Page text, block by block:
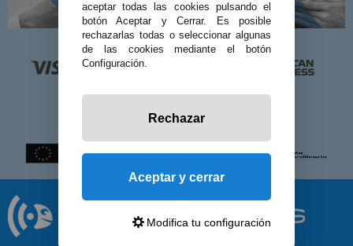
aceptar todas las cookies pulsando el
botón Aceptar y Cerrar. Es posible
rechazarlas todas o seleccionar algunas
de las cookies mediante el botón
Configuración.
Rechazar
Aceptar y cerrar
Modifica tu configuración